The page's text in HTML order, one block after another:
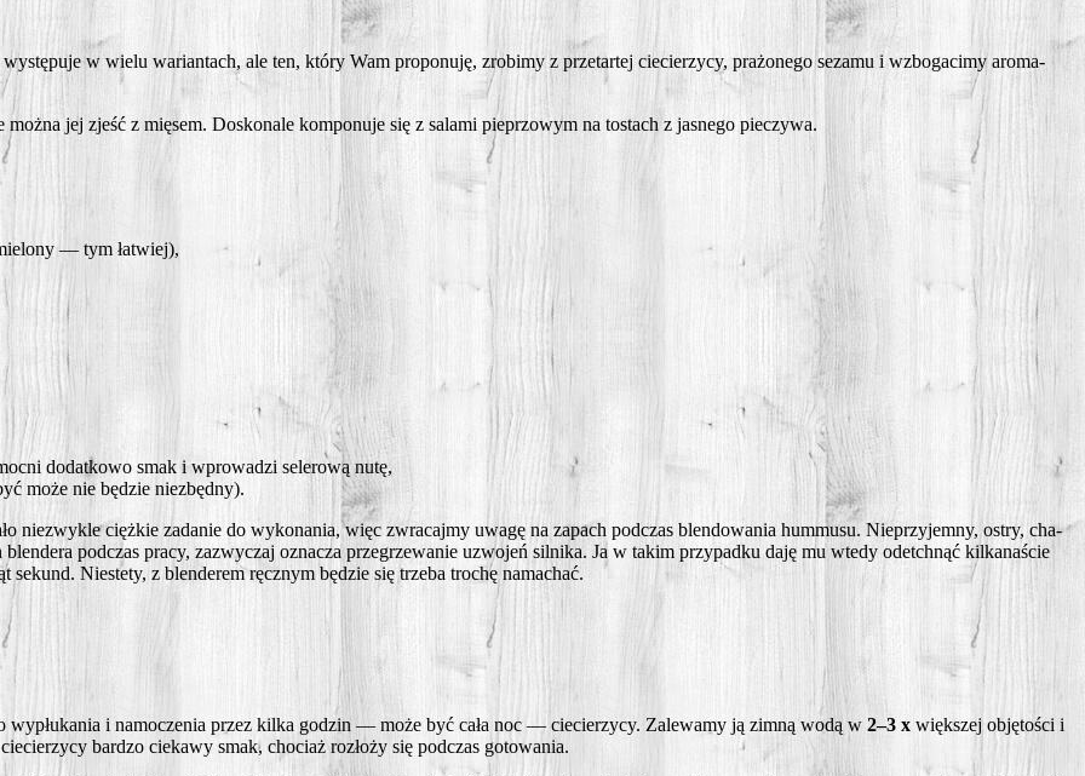
w wie­lu warian­tach, ale ten, któ­ry Wam pro­po­nu­ję, zro­bi­my z prze­tar­tej cie­cie­rzy­cy, pra­żo­ne­go seza­mu i wzbo­ga­ci­my aro­ma­
jej zjeść z mię­sem. Dosko­na­le kom­po­nu­je się z sala­mi pie­przo­wym na tostach z jasne­go pieczywa.
— tym łatwiej),
dodat­ko­wo smak i wpro­wa­dzi sele­ro­wą nutę,
może nie będzie niezbędny).
nie­zwy­kle cięż­kie zada­nie do wyko­na­nia, więc zwra­caj­my uwa­gę na zapach pod­czas blen­do­wa­nia hum­mu­su. Nie­przy­jem­ny, ostry, cha­
pod­czas pra­cy, zazwy­czaj ozna­cza prze­grze­wa­nie uzwo­jeń sil­ni­ka. Ja w takim przy­pad­ku daję mu wte­dy ode­tchnąć kil­ka­na­ście
Nie­ste­ty, z blen­de­rem ręcz­nym będzie się trze­ba tro­chę namachać.
wypłu­ka­nia i namo­cze­nia przez kil­ka godzin — może być cała noc — cie­cie­rzy­cy. Zale­wa­my ją zim­ną wodą w 2–3 x więk­szej obję­to­ści i
bar­dzo cie­ka­wy smak, cho­ciaż roz­ło­ży się pod­czas gotowania.